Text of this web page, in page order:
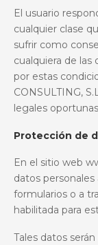
El usuario
cualquier clase
sufrir como
cualquiera de las
por estas
CONSULTING,
legales
Protección de
En el sitio web
datos personales
formularios o a
habilitada para
Tales datos